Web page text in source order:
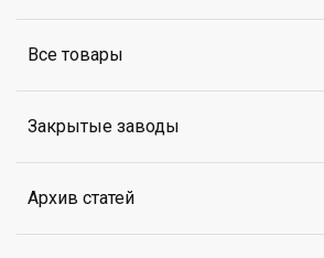
Все товары
Закрытые заводы
Архив статей